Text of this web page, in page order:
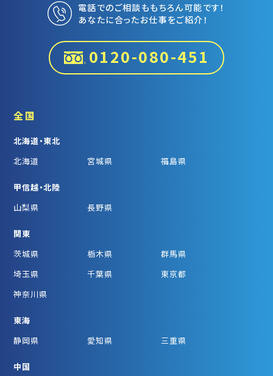
電話でのご相談ももちろん可能です！
あなたに合ったお仕事をご紹介！
0120-080-451
全国
北海道・東北
北海道
宮城県 福島県
甲信越・北陸
山梨県
長野県
関東
茨城県
栃木県
群馬県
埼玉県
千葉県
東京都
神奈川県
東海
静岡県
愛知県 三重県
中国